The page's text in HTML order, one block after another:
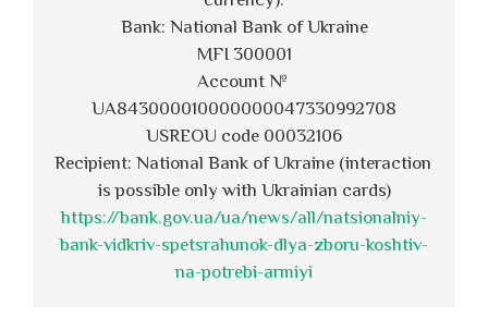
Bank: National Bank of Ukraine
MFI 300001
Account №
UA843000010000000047330992708
USREOU code 00032106
Recipient: National Bank of Ukraine (interaction
is possible only with Ukrainian cards)
https://bank.gov.ua/ua/news/all/natsionalniy-
bank-vidkriv-spetsrahunok-dlya-zboru-koshtiv-
na-potrebi-armiyi